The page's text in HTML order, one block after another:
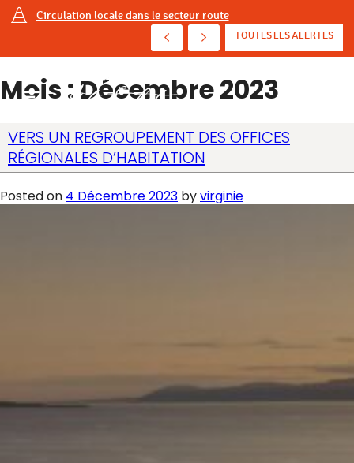
Circulation locale dans le secteur route
AVIS D'ÉBULLITION PRÉVENTIF - AVENUE DE ...
TOUTES LES ALERTES
Mois : Décembre 2023
VERS UN REGROUPEMENT DES OFFICES
RÉGIONALES D’HABITATION
Posted on 4 Décembre 2023 byvirginie